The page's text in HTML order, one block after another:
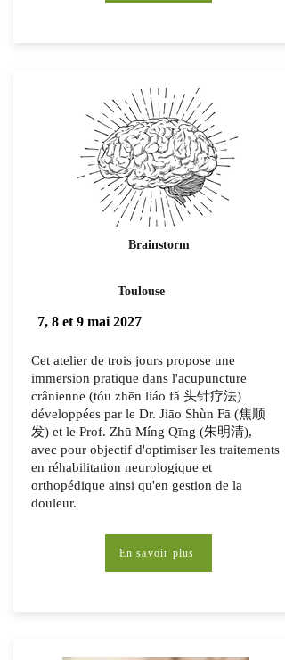
Brainstorm
Toulouse
7, 8 et 9 mai 2027
Cet atelier de trois jours propose une
immersion pratique dans l'acupuncture
crânienne (tóu zhēn liáo fǎ 头针疗法)
développées par le Dr. Jiāo Shùn Fā (焦顺
发) et le Prof. Zhū Míng Qīng (朱明清),
avec pour objectif d'optimiser les traitements
en réhabilitation neurologique et
orthopédique ainsi qu'en gestion de la
douleur.
En savoir plus